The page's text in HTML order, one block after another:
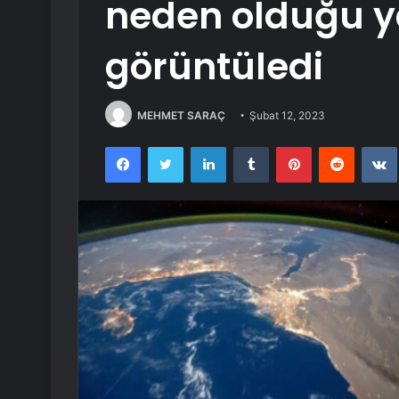
neden olduğu
görüntüledi
MEHMET SARAÇ Şubat 12, 2023
FacebookTwitter LinkedInTumblr PinterestReddit